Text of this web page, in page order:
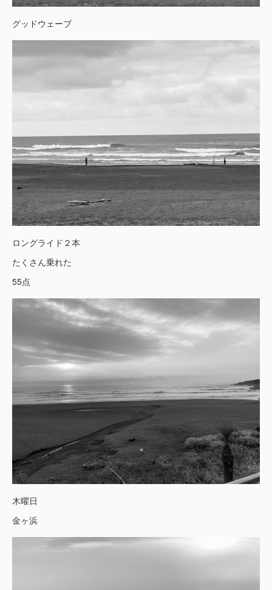
グッドウェーブ
ロングライド２本
たくさん乗れた
55点
木曜日
金ヶ浜